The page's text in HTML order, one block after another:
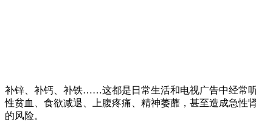
补锌、补钙、补铁……这都是日常生活和电视广告中经常
性贫血、食欲减退、上腹疼痛、精神萎蘼，甚至造成急性
的风险。